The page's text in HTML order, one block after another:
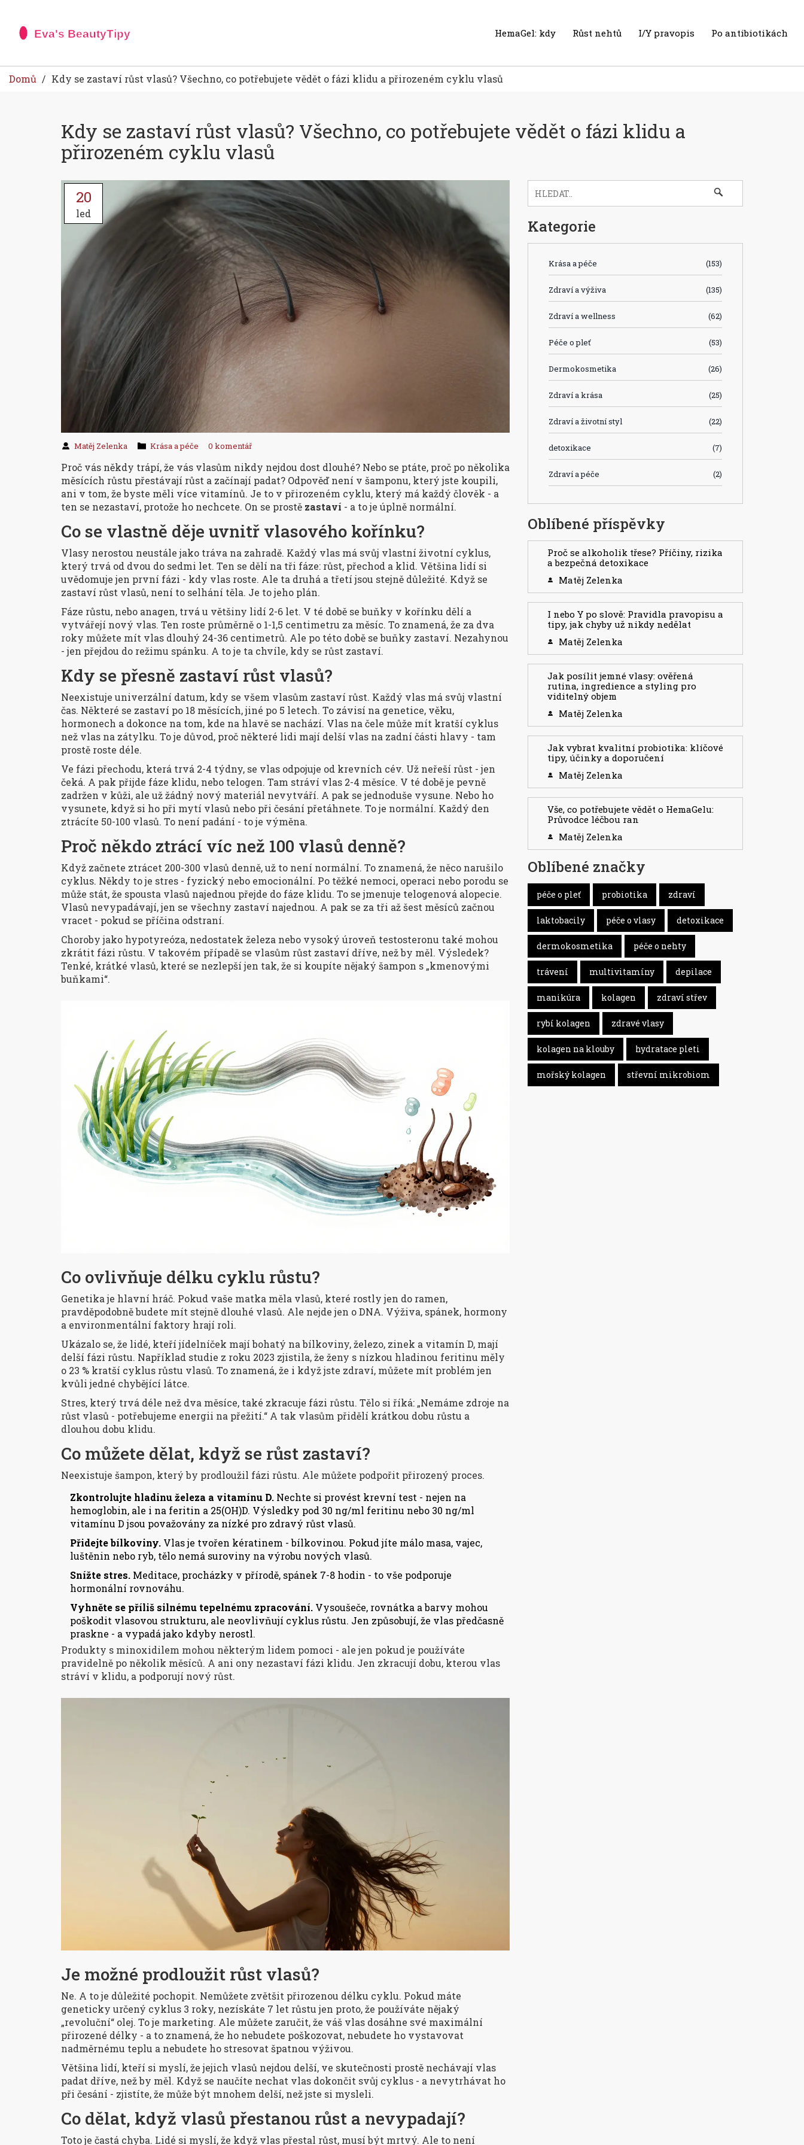
HemaGel: kdy Růst nehtů I/Y pravopis Po antibiotikách
Domů Kdy se zastaví růst vlasů? Všechno, co potřebujete vědět o fázi klidu a přirozeném cyklu vlasů
Kdy se zastaví růst vlasů? Všechno, co potřebujete vědět o fázi klidu a
přirozeném cyklu vlasů
20
led
Matěj Zelenka Krása a péče 0 komentář
Proč vás někdy trápí, že vás vlasům nikdy nejdou dost dlouhé? Nebo se ptáte, proč po několika
měsících růstu přestávají růst a začínají padat? Odpověď není v šamponu, který jste koupili,
ani v tom, že byste měli více vitamínů. Je to v přirozeném cyklu, který má každý člověk - a
ten se nezastaví, protože ho nechcete. On se prostě zastaví - a to je úplně normální.
Co se vlastně děje uvnitř vlasového kořínku?
Vlasy nerostou neustále jako tráva na zahradě. Každý vlas má svůj vlastní životní cyklus,
který trvá od dvou do sedmi let. Ten se dělí na tři fáze: růst, přechod a klid. Většina lidí si
uvědomuje jen první fázi - kdy vlas roste. Ale ta druhá a třetí jsou stejně důležité. Když se
zastaví růst vlasů, není to selhání těla. Je to jeho plán.
Fáze růstu, nebo anagen, trvá u většiny lidí 2-6 let. V té době se buňky v kořínku dělí a
vytvářejí nový vlas. Ten roste průměrně o 1-1,5 centimetru za měsíc. To znamená, že za dva
roky můžete mít vlas dlouhý 24-36 centimetrů. Ale po této době se buňky zastaví. Nezahynou
- jen přejdou do režimu spánku. A to je ta chvíle, kdy se růst zastaví.
Kdy se přesně zastaví růst vlasů?
Neexistuje univerzální datum, kdy se všem vlasům zastaví růst. Každý vlas má svůj vlastní
čas. Některé se zastaví po 18 měsících, jiné po 5 letech. To závisí na genetice, věku,
hormonech a dokonce na tom, kde na hlavě se nachází. Vlas na čele může mít kratší cyklus
než vlas na zátylku. To je důvod, proč některé lidi mají delší vlas na zadní části hlavy - tam
prostě roste déle.
Ve fázi přechodu, která trvá 2-4 týdny, se vlas odpojuje od krevních cév. Už neřeší růst - jen
čeká. A pak přijde fáze klidu, nebo telogen. Tam stráví vlas 2-4 měsíce. V té době je pevně
zadržen v kůži, ale už žádný nový materiál nevytváří. A pak se jednoduše vysune. Nebo ho
vysunete, když si ho při mytí vlasů nebo při česání přetáhnete. To je normální. Každý den
ztrácíte 50-100 vlasů. To není padání - to je výměna.
Proč někdo ztrácí víc než 100 vlasů denně?
Když začnete ztrácet 200-300 vlasů denně, už to není normální. To znamená, že něco narušilo
cyklus. Někdy to je stres - fyzický nebo emocionální. Po těžké nemoci, operaci nebo porodu se
může stát, že spousta vlasů najednou přejde do fáze klidu. To se jmenuje telogenová alopecie.
Vlasů nevypadávají, jen se všechny zastaví najednou. A pak se za tři až šest měsíců začnou
vracet - pokud se příčina odstraní.
Choroby jako hypotyreóza, nedostatek železa nebo vysoký úroveň testosteronu také mohou
zkrátit fázi růstu. V takovém případě se vlasům růst zastaví dříve, než by měl. Výsledek?
Tenké, krátké vlasů, které se nezlepší jen tak, že si koupíte nějaký šampon s „kmenovými
buňkami“.
Co ovlivňuje délku cyklu růstu?
Genetika je hlavní hráč. Pokud vaše matka měla vlasů, které rostly jen do ramen,
pravděpodobně budete mít stejně dlouhé vlasů. Ale nejde jen o DNA. Výživa, spánek, hormony
a environmentální faktory hrají roli.
Ukázalo se, že lidé, kteří jídelníček mají bohatý na bílkoviny, železo, zinek a vitamín D, mají
delší fázi růstu. Například studie z roku 2023 zjistila, že ženy s nízkou hladinou feritinu měly
o 23 % kratší cyklus růstu vlasů. To znamená, že i když jste zdraví, můžete mít problém jen
kvůli jedné chybějící látce.
Stres, který trvá déle než dva měsíce, také zkracuje fázi růstu. Tělo si říká: „Nemáme zdroje na
růst vlasů - potřebujeme energii na přežití.“ A tak vlasům přidělí krátkou dobu růstu a
dlouhou dobu klidu.
Co můžete dělat, když se růst zastaví?
Neexistuje šampon, který by prodloužil fázi růstu. Ale můžete podpořit přirozený proces.
Zkontrolujte hladinu železa a vitamínu D. Nechte si provést krevní test - nejen na
hemoglobin, ale i na feritin a 25(OH)D. Výsledky pod 30 ng/ml feritinu nebo 30 ng/ml
vitamínu D jsou považovány za nízké pro zdravý růst vlasů.
Přidejte bílkoviny. Vlas je tvořen kératinem - bílkovinou. Pokud jíte málo masa, vajec,
luštěnin nebo ryb, tělo nemá suroviny na výrobu nových vlasů.
Snížte stres. Meditace, procházky v přírodě, spánek 7-8 hodin - to vše podporuje
hormonální rovnováhu.
Vyhněte se příliš silnému tepelnému zpracování. Vysoušeče, rovnátka a barvy mohou
poškodit vlasovou strukturu, ale neovlivňují cyklus růstu. Jen způsobují, že vlas předčasně
praskne - a vypadá jako kdyby nerostl.
Produkty s minoxidilem mohou některým lidem pomoci - ale jen pokud je používáte
pravidelně po několik měsíců. A ani ony nezastaví fázi klidu. Jen zkracují dobu, kterou vlas
stráví v klidu, a podporují nový růst.
Je možné prodloužit růst vlasů?
Ne. A to je důležité pochopit. Nemůžete zvětšit přirozenou délku cyklu. Pokud máte
geneticky určený cyklus 3 roky, nezískáte 7 let růstu jen proto, že používáte nějaký
„revoluční“ olej. To je marketing. Ale můžete zaručit, že váš vlas dosáhne své maximální
přirozené délky - a to znamená, že ho nebudete poškozovat, nebudete ho vystavovat
nadměrnému teplu a nebudete ho stresovat špatnou výživou.
Většina lidí, kteří si myslí, že jejich vlasů nejdou delší, ve skutečnosti prostě nechávají vlas
padat dříve, než by měl. Když se naučíte nechat vlas dokončit svůj cyklus - a nevytrhávat ho
při česání - zjistíte, že může být mnohem delší, než jste si mysleli.
Co dělat, když vlasů přestanou růst a nevypadají?
Toto je častá chyba. Lidé si myslí, že když vlas přestal růst, musí být mrtvý. Ale to není
Kategorie
Krása a péče (153)
Zdraví a výživa (135)
Zdraví a wellness (62)
Péče o pleť (53)
Dermokosmetika (26)
Zdraví a krása (25)
Zdraví a životní styl (22)
detoxikace (7)
Zdraví a péče (2)
Oblíbené příspěvky
Proč se alkoholik třese? Příčiny, rizika
a bezpečná detoxikace
Matěj Zelenka
I nebo Y po slově: Pravidla pravopisu a
tipy, jak chyby už nikdy nedělat
Matěj Zelenka
Jak posílit jemné vlasy: ověřená
rutina, ingredience a styling pro
viditelný objem
Matěj Zelenka
Jak vybrat kvalitní probiotika: klíčové
tipy, účinky a doporučení
Matěj Zelenka
Vše, co potřebujete vědět o HemaGelu:
Průvodce léčbou ran
Matěj Zelenka
Oblíbené značky
péče o pleť probiotika zdraví
laktobacily péče o vlasy detoxikace
dermokosmetika péče o nehty
trávení multivitamíny depilace
manikúra kolagen zdraví střev
rybí kolagen zdravé vlasy
kolagen na klouby hydratace pleti
mořský kolagen střevní mikrobiom